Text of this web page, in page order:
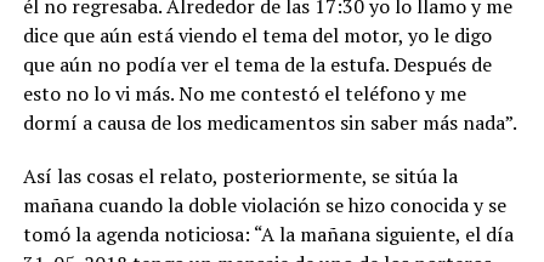
él no regresaba. Alrededor de las 17:30 yo lo llamo y me
dice que aún está viendo el tema del motor, yo le digo
que aún no podía ver el tema de la estufa. Después de
esto no lo vi más. No me contestó el teléfono y me
dormí a causa de los medicamentos sin saber más nada”.
Así las cosas el relato, posteriormente, se sitúa la
mañana cuando la doble violación se hizo conocida y se
tomó la agenda noticiosa: “A la mañana siguiente, el día